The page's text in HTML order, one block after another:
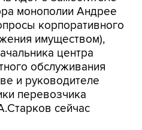
монополии Андрее
корпоративного
имуществом),
центра
обслуживания
и руководителе
перевозчика
сейчас